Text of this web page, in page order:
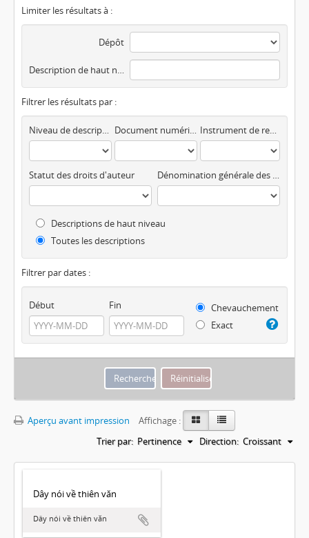
Limiter les résultats à :
Dépôt
Description de haut niveau
Filtrer les résultats par :
Niveau de description Document numérisé disponible Instrument de recherche
Statut des droits d'auteur Dénomination générale des documents
Descriptions de haut niveau
Toutes les descriptions
Filtrer par dates :
Début Fin
Chevauchement
Exact
Aperçu avant impression
Affichage :
Trier par: Pertinence Direction: Croissant
Dây nói về thiên văn
Dây nói về thiên văn